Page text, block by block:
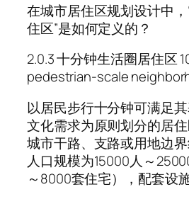
在城市居住区规划设计中
住区”是如何定义的？
2.0.3 十分钟生活圈居住区
pedestrian-scale
以居民步行十分钟可满足
文化需求为原则划分的居
城市干路、支路或用地边
人口规模为15000人～
～8000套住宅），配套设